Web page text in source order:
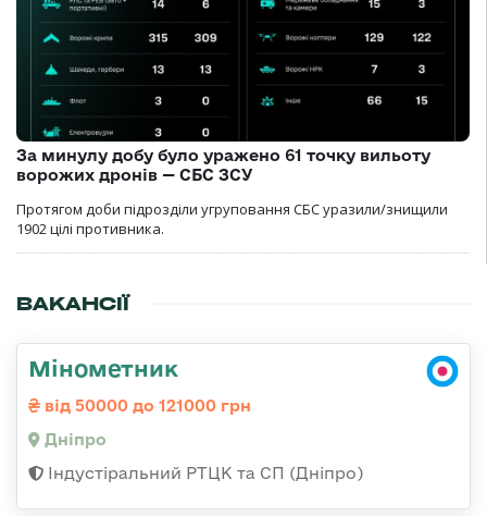
За минулу добу було уражено 61 точку вильоту
ворожих дронів — СБС ЗСУ
Протягом доби підрозділи угруповання СБС уразили/знищили
1902 цілі противника.
ВАКАНСІЇ
Мінометник
від 50000 до 121000 грн
Дніпро
Індустіральний РТЦК та СП (Дніпро)